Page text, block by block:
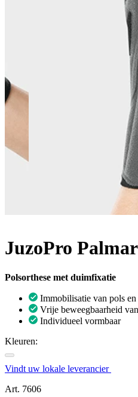
JuzoPro
Polsorthese met duimfixatie
Immobilisatie van pols
Vrije beweegbaarheid
Individueel vormbaar
Kleuren:
Vindt uw lokale leverancier
Art. 7606